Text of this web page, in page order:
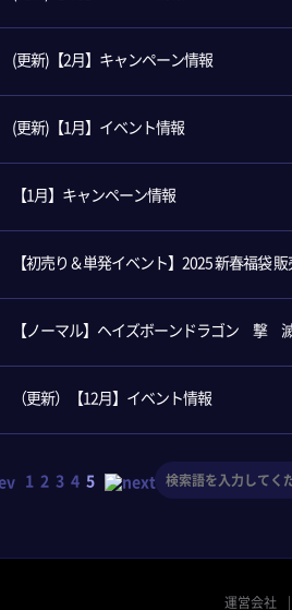
(更新)【2月】キャンペーン情報
(更新)【1月】イベント情報
【1月】キャンペーン情報
【初売り＆単発イベント】2025 新春福袋 販
【ノーマル】ヘイズボーンドラゴン 撃
（更新）【12月】イベント情報
1 2 3 4 5
運営会社